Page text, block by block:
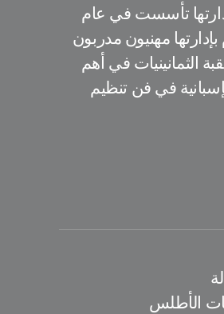
تأسست في عام
بإدارتها مهنيون مدربون
الثمانينيات في أهم
في فن تنظيم
الأطلس